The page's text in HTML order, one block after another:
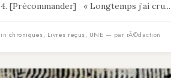
4. [Précommander] « Longtemps j’ai cru...
in chroniques, Livres reçus, UNE — par rÃ©daction